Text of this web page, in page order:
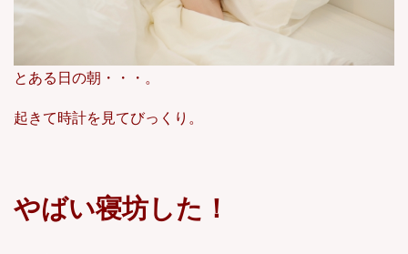
とある日の朝・・・。
起きて時計を見てびっくり。
やばい寝坊した！